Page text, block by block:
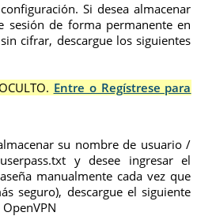
Si desea almacenar
sesión de forma permanente en
cifrar, descargue los siguientes
OCULTO. Entre o Regístrese para
su nombre de usuario /
y desee ingresar el
manualmente cada vez que
seguro), descargue el siguiente